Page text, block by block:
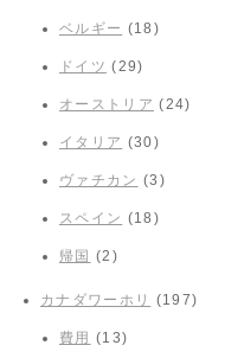
ベルギー (18)
ドイツ (29)
オーストリア (24)
イタリア (30)
ヴァチカン (3)
スペイン (18)
帰国 (2)
カナダワーホリ (197)
費用 (13)